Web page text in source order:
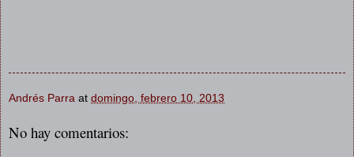
Andrés Parra at domingo, febrero 10, 2013
No hay comentarios: